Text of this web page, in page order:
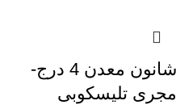
شانون معدن 4 درج-
مجرى تليسكوبى